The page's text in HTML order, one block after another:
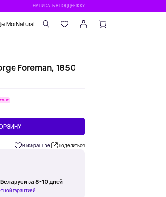
НАПИСАТЬ В ПОДДЕРЖКУ
MorNatural
Foreman, 1850
В избранное Поделиться
за 8-10 дней
гарантией